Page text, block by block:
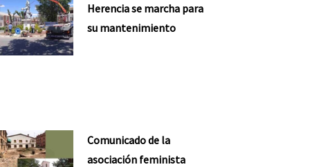
Herencia se marcha para
su mantenimiento
Comunicado de la
asociación feminista